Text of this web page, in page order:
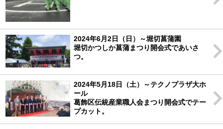
2024年6月2日（日）～堀切菖蒲園
堀切かつしか菖蒲まつり開会式であいさ
つ。
2024年5月18日（土）～テクノプラザ大ホ
ール
葛飾区伝統産業職人会まつり開会式でテー
プカット。